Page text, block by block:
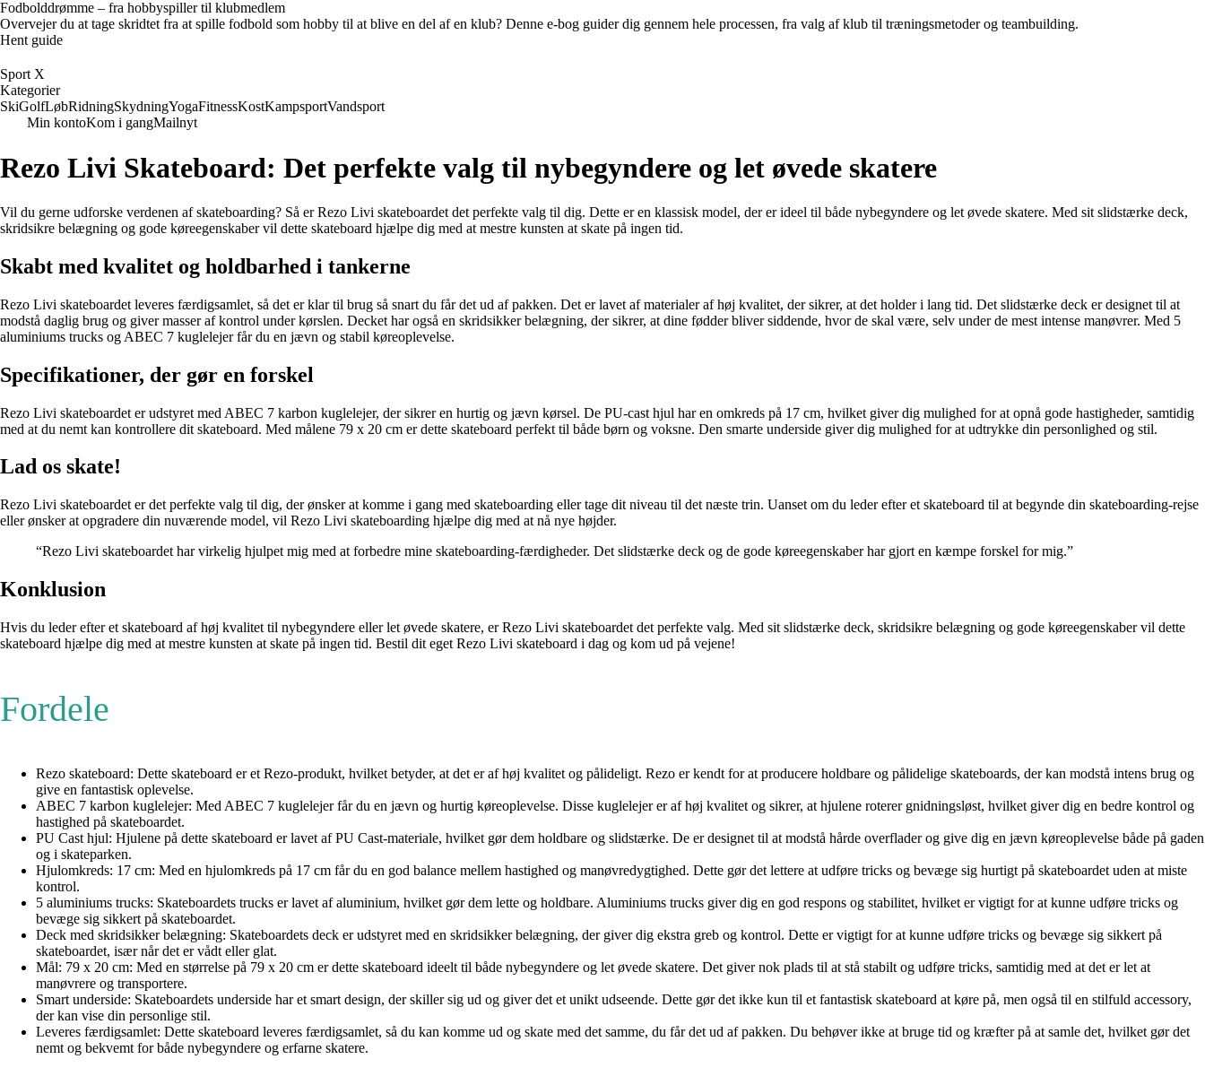
Fodbolddrømme – fra hobbyspiller til klubmedlem
Overvejer du at tage skridtet fra at spille fodbold som hobby til at blive en del af en klub? Denne e-bog guider dig gennem hele processen, fra valg af klub til træningsmetoder og teambuilding.
Hent guide
Sport X
Kategorier
SkiGolfLøbRidningSkydningYogaFitnessKostKampsportVandsport
Min kontoKom i gangMailnyt
Rezo Livi Skateboard: Det perfekte valg til nybegyndere og let øvede skatere
Vil du gerne udforske verdenen af skateboarding? Så er Rezo Livi skateboardet det perfekte valg til dig. Dette er en klassisk model, der er ideel til både nybegyndere og let øvede skatere. Med sit slidstærke deck,
skridsikre belægning og gode køreegenskaber vil dette skateboard hjælpe dig med at mestre kunsten at skate på ingen tid.
Skabt med kvalitet og holdbarhed i tankerne
Rezo Livi skateboardet leveres færdigsamlet, så det er klar til brug så snart du får det ud af pakken. Det er lavet af materialer af høj kvalitet, der sikrer, at det holder i lang tid. Det slidstærke deck er designet til at
modstå daglig brug og giver masser af kontrol under kørslen. Decket har også en skridsikker belægning, der sikrer, at dine fødder bliver siddende, hvor de skal være, selv under de mest intense manøvrer. Med 5
aluminiums trucks og ABEC 7 kuglelejer får du en jævn og stabil køreoplevelse.
Specifikationer, der gør en forskel
Rezo Livi skateboardet er udstyret med ABEC 7 karbon kuglelejer, der sikrer en hurtig og jævn kørsel. De PU-cast hjul har en omkreds på 17 cm, hvilket giver dig mulighed for at opnå gode hastigheder, samtidig
med at du nemt kan kontrollere dit skateboard. Med målene 79 x 20 cm er dette skateboard perfekt til både børn og voksne. Den smarte underside giver dig mulighed for at udtrykke din personlighed og stil.
Lad os skate!
Rezo Livi skateboardet er det perfekte valg til dig, der ønsker at komme i gang med skateboarding eller tage dit niveau til det næste trin. Uanset om du leder efter et skateboard til at begynde din skateboarding-rejse
eller ønsker at opgradere din nuværende model, vil Rezo Livi skateboarding hjælpe dig med at nå nye højder.
“Rezo Livi skateboardet har virkelig hjulpet mig med at forbedre mine skateboarding-færdigheder. Det slidstærke deck og de gode køreegenskaber har gjort en kæmpe forskel for mig.”
Konklusion
Hvis du leder efter et skateboard af høj kvalitet til nybegyndere eller let øvede skatere, er Rezo Livi skateboardet det perfekte valg. Med sit slidstærke deck, skridsikre belægning og gode køreegenskaber vil dette
skateboard hjælpe dig med at mestre kunsten at skate på ingen tid. Bestil dit eget Rezo Livi skateboard i dag og kom ud på vejene!
Fordele
Rezo skateboard: Dette skateboard er et Rezo-produkt, hvilket betyder, at det er af høj kvalitet og pålideligt. Rezo er kendt for at producere holdbare og pålidelige skateboards, der kan modstå intens brug og
give en fantastisk oplevelse.
ABEC 7 karbon kuglelejer: Med ABEC 7 kuglelejer får du en jævn og hurtig køreoplevelse. Disse kuglelejer er af høj kvalitet og sikrer, at hjulene roterer gnidningsløst, hvilket giver dig en bedre kontrol og
hastighed på skateboardet.
PU Cast hjul: Hjulene på dette skateboard er lavet af PU Cast-materiale, hvilket gør dem holdbare og slidstærke. De er designet til at modstå hårde overflader og give dig en jævn køreoplevelse både på gaden
og i skateparken.
Hjulomkreds: 17 cm: Med en hjulomkreds på 17 cm får du en god balance mellem hastighed og manøvredygtighed. Dette gør det lettere at udføre tricks og bevæge sig hurtigt på skateboardet uden at miste
kontrol.
5 aluminiums trucks: Skateboardets trucks er lavet af aluminium, hvilket gør dem lette og holdbare. Aluminiums trucks giver dig en god respons og stabilitet, hvilket er vigtigt for at kunne udføre tricks og
bevæge sig sikkert på skateboardet.
Deck med skridsikker belægning: Skateboardets deck er udstyret med en skridsikker belægning, der giver dig ekstra greb og kontrol. Dette er vigtigt for at kunne udføre tricks og bevæge sig sikkert på
skateboardet, især når det er vådt eller glat.
Mål: 79 x 20 cm: Med en størrelse på 79 x 20 cm er dette skateboard ideelt til både nybegyndere og let øvede skatere. Det giver nok plads til at stå stabilt og udføre tricks, samtidig med at det er let at
manøvrere og transportere.
Smart underside: Skateboardets underside har et smart design, der skiller sig ud og giver det et unikt udseende. Dette gør det ikke kun til et fantastisk skateboard at køre på, men også til en stilfuld accessory,
der kan vise din personlige stil.
Leveres færdigsamlet: Dette skateboard leveres færdigsamlet, så du kan komme ud og skate med det samme, du får det ud af pakken. Du behøver ikke at bruge tid og kræfter på at samle det, hvilket gør det
nemt og bekvemt for både nybegyndere og erfarne skatere.